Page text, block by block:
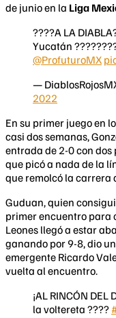
de junio en la Liga
????A LA
Yucatán
@ProfuturoMX
—
2022
En su primer juego en
casi dos semanas,
entrada de 2-0 con
que picó a nada de la
que remolcó la carrera
Guduan, quien
primer encuentro para
Leones llegó a estar
ganando por 9-8, dio
emergente Ricardo
vuelta al encuentro.
¡AL RINCÓN
la voltereta ????